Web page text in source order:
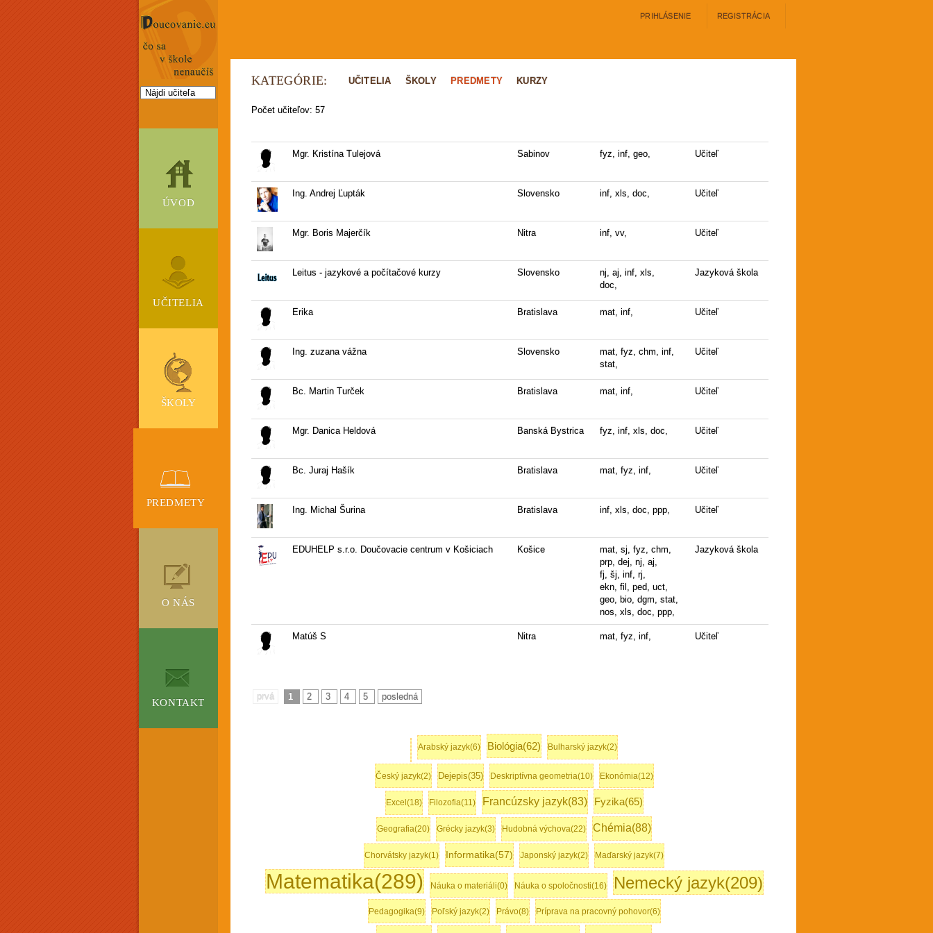
ÚVOD
UČITELIA
ŠKOLY
PREDMETY
O NÁS
KONTAKT
PRIHLÁSENIE REGISTRÁCIA
KATEGÓRIE: UČITELIA ŠKOLY PREDMETY KURZY
Počet učiteľov: 57
Mgr. Kristína Tulejová Sabinov fyz, inf, geo, Učiteľ
Ing. Andrej Ľupták Slovensko inf, xls, doc, Učiteľ
Mgr. Boris Majerčík Nitra inf, vv, Učiteľ
Leitus - jazykové a počítačové kurzy Slovensko
nj, aj, inf, xls,
doc,
Jazyková škola
Erika Bratislava mat, inf, Učiteľ
Ing. zuzana vážna Slovensko
mat, fyz, chm, inf,
stat,
Učiteľ
Bc. Martin Turček Bratislava mat, inf, Učiteľ
Mgr. Danica Heldová Banská Bystrica fyz, inf, xls, doc, Učiteľ
Bc. Juraj Hašík Bratislava mat, fyz, inf, Učiteľ
Ing. Michal Šurina Bratislava inf, xls, doc, ppp, Učiteľ
EDUHELP s.r.o. Doučovacie centrum v Košiciach Košice
mat, sj, fyz, chm,
prp, dej, nj, aj,
fj, šj, inf, rj,
ekn, fil, ped, uct,
geo, bio, dgm, stat,
nos, xls, doc, ppp,
Jazyková škola
Matúš S Nitra mat, fyz, inf, Učiteľ
prvá 1 2 3 4 5 posledná
Arabský jazyk(6) Biológia(62) Bulharský jazyk(2)
Český jazyk(2) Dejepis(35) Deskriptívna geometria(10) Ekonómia(12)
Excel(18) Filozofia(11) Francúzsky jazyk(83) Fyzika(65)
Geografia(20) Grécky jazyk(3) Hudobná výchova(22) Chémia(88)
Chorvátsky jazyk(1) Informatika(57) Japonský jazyk(2) Maďarský jazyk(7)
Matematika(289) Náuka o materiáli(0) Náuka o spoločnosti(16) Nemecký jazyk(209)
Pedagogika(9) Poľský jazyk(2) Právo(8) Príprava na pracovný pohovor(6)